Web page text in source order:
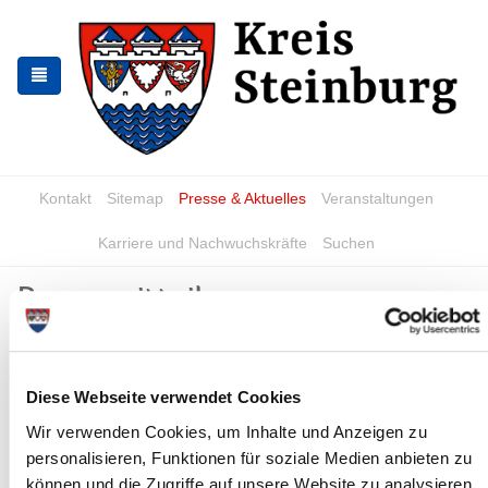
Diese Webseite verwendet Cookies
Wir verwenden Cookies, um Inhalte und Anzeigen zu
personalisieren, Funktionen für soziale Medien anbieten zu
können und die Zugriffe auf unsere Website zu analysieren.
springen
springen
Kontakt Sitemap Presse & Aktuelles Veranstaltungen
Karriere und Nachwuchskräfte Suchen
Pressemitteilungen
Geflügelpest im Kreis Steinburg:
Seuchendrucks, ausgehend von Wildvögeln auf
Geflügelhaltungen, informieren wir über die...